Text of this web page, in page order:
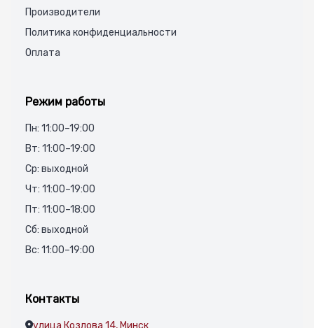
Производители
Политика конфиденциальности
Оплата
Режим работы
Пн: 11:00–19:00
Вт: 11:00–19:00
Ср: выходной
Чт: 11:00–19:00
Пт: 11:00–18:00
Сб: выходной
Вс: 11:00–19:00
Контакты